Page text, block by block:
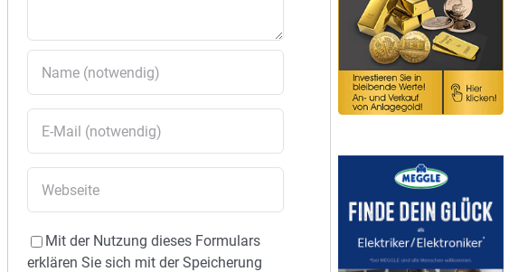
Mit der Nutzung dieses Formulars
erklären Sie sich mit der Speicherung